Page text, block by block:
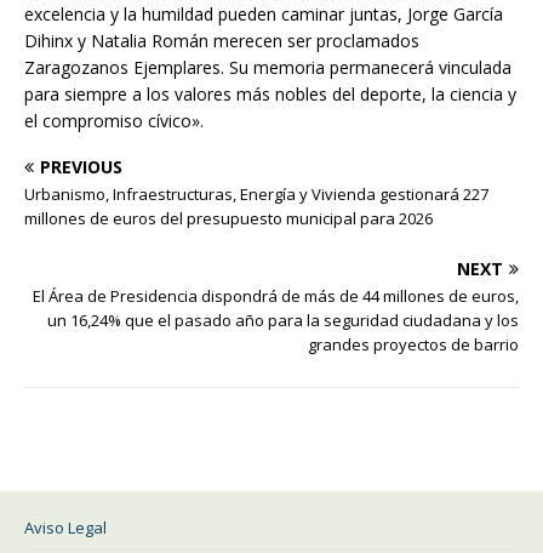
excelencia y la humildad pueden caminar juntas, Jorge García
Dihinx y Natalia Román merecen ser proclamados
Zaragozanos Ejemplares. Su memoria permanecerá vinculada
para siempre a los valores más nobles del deporte, la ciencia y
el compromiso cívico».
PREVIOUS
Urbanismo, Infraestructuras, Energía y Vivienda gestionará 227
millones de euros del presupuesto municipal para 2026
NEXT
El Área de Presidencia dispondrá de más de 44 millones de euros,
un 16,24% que el pasado año para la seguridad ciudadana y los
grandes proyectos de barrio
Aviso Legal